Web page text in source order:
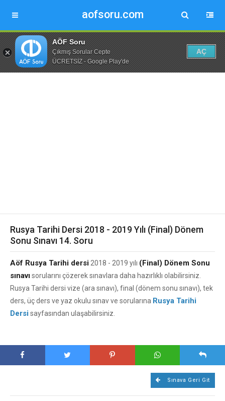
aofsoru.com
AÖF Soru
Çıkmış Sorular Cepte
ÜCRETSİZ - Google Play'de
AÇ
Rusya Tarihi Dersi 2018 - 2019 Yılı (Final) Dönem
Sonu Sınavı 14. Soru
Aöf Rusya Tarihi dersi 2018 - 2019 yılı (Final) Dönem Sonu
sınavısorularını çözerek sınavlara daha hazırlıklı olabilirsiniz.
Rusya Tarihi dersi vize (ara sınavı), final (dönem sonu sınavı), tek
ders, üç ders ve yaz okulu sınav ve sorularına Rusya Tarihi
Dersisayfasından ulaşabilirsiniz.
Sınava Geri Git